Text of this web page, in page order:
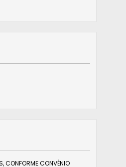
CONFORME CONVÊNIO